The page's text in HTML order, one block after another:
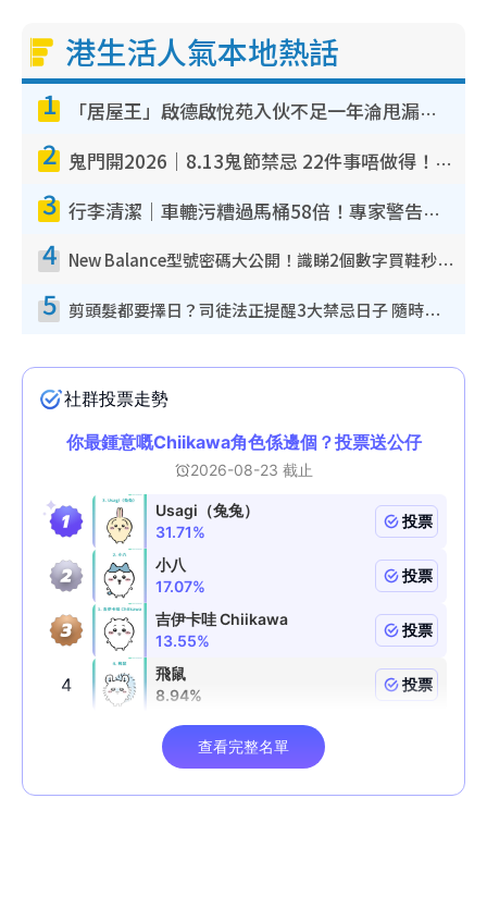
港生活人氣本地熱話
1 「居屋王」啟德啟悅苑入伙不足一年淪甩漏之王！插頭噴火花致大停電 多戶業主全屋家電報銷
2 鬼門開2026｜8.13鬼節禁忌 22件事唔做得！燒肉、刺身要少食？半夜勿吹口哨/打呢個電話
3 行李清潔｜車轆污糟過馬桶58倍！專家警告忌用酒精抹 教1招免污手除菌
4 New Balance型號密碼大公開！識睇2個數字買鞋秒知功能免中伏 附5大熱門鞋款
5 剪頭髮都要擇日？司徒法正提醒3大禁忌日子 隨時剪走財運！呢日剪髮恐「剪壽命」？